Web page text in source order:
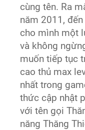
cùng tên. Ra
năm 2011,
cho mình một
và không
muốn tiếp tục
cao thủ max
nhất trong
thức cập nhật
với tên gọi
năng Thăng